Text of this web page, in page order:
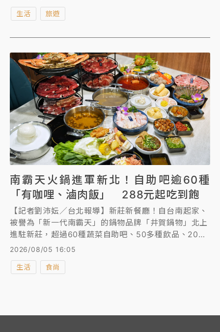
長榮航空推出獨家全航線83折起優惠，8月12日再加碼
生活 旅遊
南霸天火鍋進軍新北！自助吧逾60種
「有咖哩、滷肉飯」 288元起吃到飽
【記者劉沛妘／台北報導】新莊新餐廳！自台南起家、
被譽為「新一代南霸天」的鍋物品牌「井賀鍋物」北上
進駐新莊，超過60種蔬菜自助吧、50多種飲品、20多
款特色醬料，其中包含滷肉飯、咖喱飯、手工棉花糖、
雪花冰等，最低288元起吃到飽。另外，來自日本的人
氣燒肉丼品牌「山牛將」將於8月7日在台北統一時代百
2026/08/05 16:05
生活 食尚